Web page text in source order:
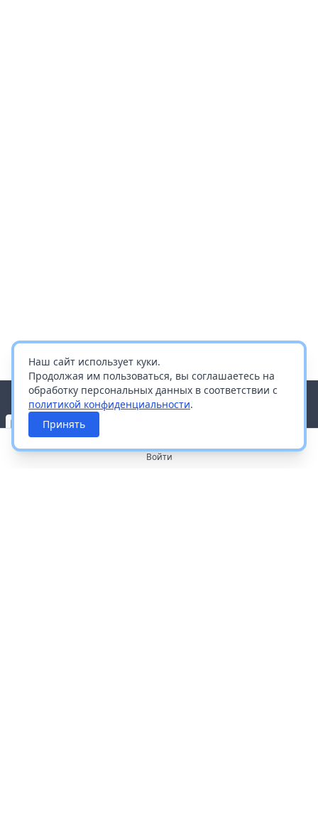
Наш сайт использует куки.
Продолжая им пользоваться, вы соглашаетесь на
обработку персональных данных в соответствии с
политикой конфиденциальности.
Принять
Войти